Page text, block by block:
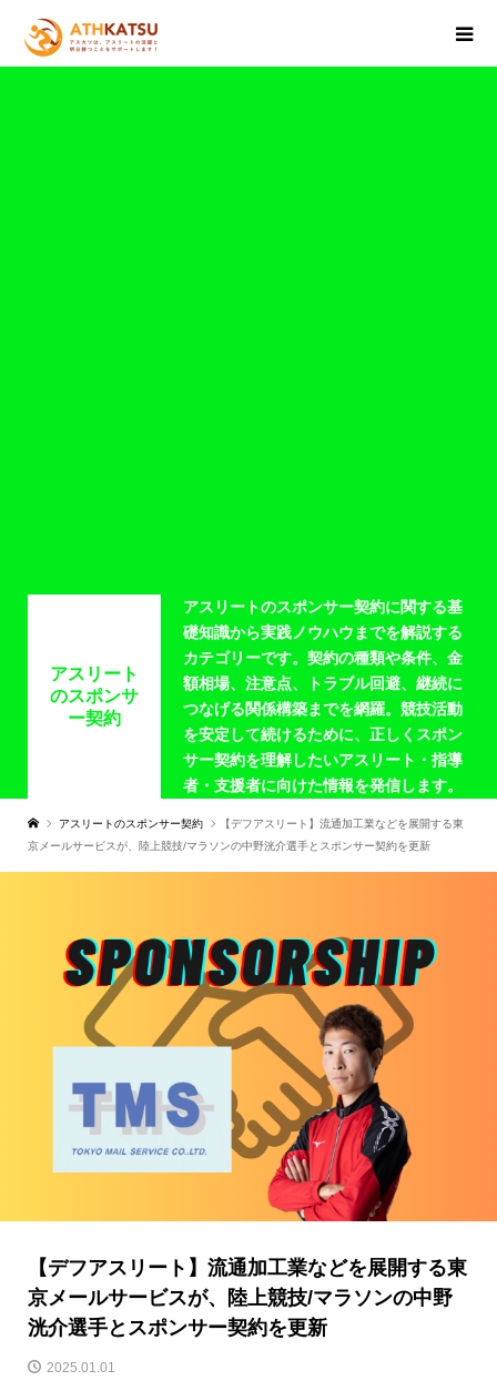
アスリート
のスポンサ
ー契約
アスリートのスポンサー契約に関する基
礎知識から実践ノウハウまでを解説する
カテゴリーです。契約の種類や条件、金
額相場、注意点、トラブル回避、継続に
つなげる関係構築までを網羅。競技活動
を安定して続けるために、正しくスポン
サー契約を理解したいアスリート・指導
者・支援者に向けた情報を発信します。
アスリートのスポンサー契約
​【デフアスリート】流通加工業などを展開する東
京メールサービスが、陸上競技/マラソンの中野洸介選手とスポンサー契約を更新
​【デフアスリート】流通加工業などを展開する東
京メールサービスが、陸上競技/マラソンの中野
洸介選手とスポンサー契約を更新
2025.01.01